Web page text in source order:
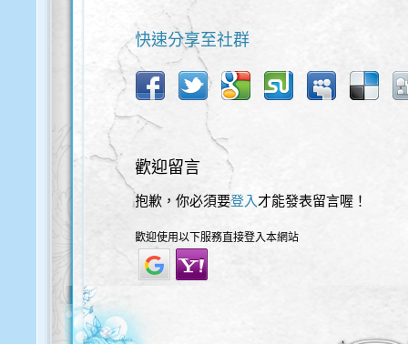
快速分享至社群
歡迎留言
抱歉，你必須要登入 才能發表留言喔！
歡迎使用以下服務直接登入本網站